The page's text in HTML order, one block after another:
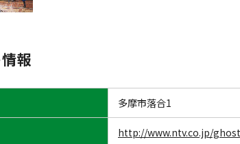
報
多摩市落合1
http://www.ntv.co.jp/